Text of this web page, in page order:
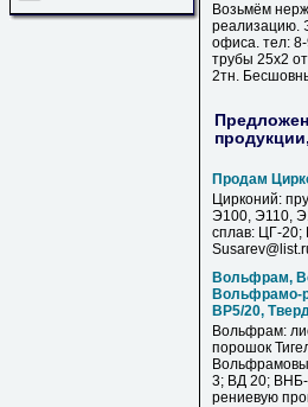
Возьмём
реализацию.
офиса. тел:
трубы 25х2
2тн.
Продам
Цирконий:
Э100, Э110,
сплав: ЦГ-20;
Вольфрам,
Вольфрамо-
ВР5/20,
Вольфрам:
порошок
3; ВД 20; ВНБ-
рениевую